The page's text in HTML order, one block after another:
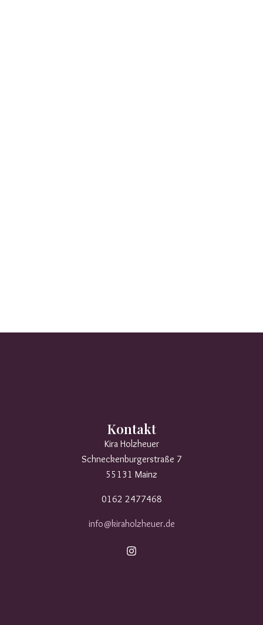
Kontakt
Kira Holzheuer
Schneckenburgerstraße 7
55131 Mainz
0162 2477468
info@kiraholzheuer.de